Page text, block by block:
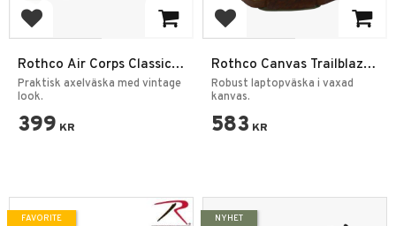
Add to favorites
Rothco Air Corps Classic
Messenger Väska
Praktisk axelväska med vintage
look.
399 KR
Add to favorites
Rothco Canvas Trailblazer
Laptopväska
Robust laptopväska i vaxad
kanvas.
583 KR
FAVORITE NYHET